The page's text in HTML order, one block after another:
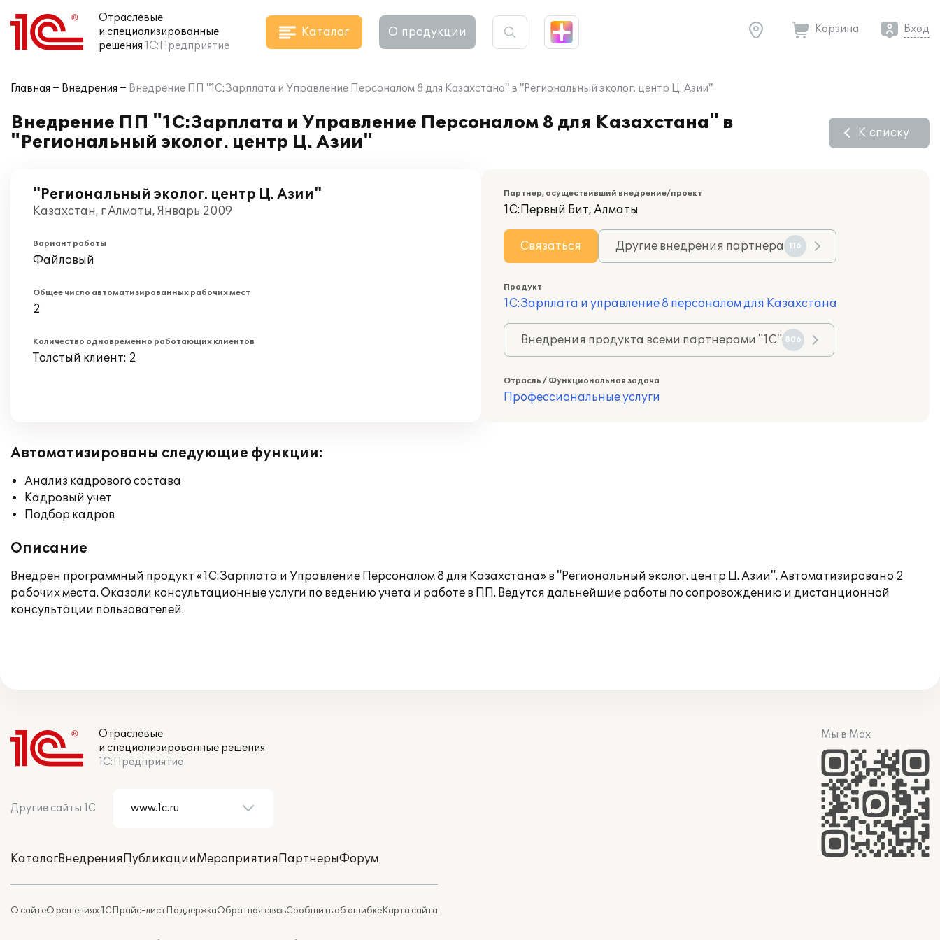
Отраслевые
и специализированные
решения 1С:Предприятие
Каталог О продукции Корзина Вход
Главная Внедрения Внедрение ПП "1С:Зарплата и Управление Персоналом 8 для Казахстана" в "Региональный эколог. центр Ц. Азии"
Внедрение ПП "1С:Зарплата и Управление Персоналом 8 для Казахстана" в
"Региональный эколог. центр Ц. Азии"
К списку
"Региональный эколог. центр Ц. Азии"
Казахстан, г Алматы, Январь 2009
Вариант работы
Файловый
Общее число автоматизированных рабочих мест
2
Количество одновременно работающих клиентов
Толстый клиент: 2
Партнер, осуществивший внедрение/проект
1С:Первый Бит, Алматы
Связаться Другие внедрения партнера 116
Продукт
1С:Зарплата и управление 8 персоналом для Казахстана
Внедрения продукта всеми партнерами "1С" 806
Отрасль / Функциональная задача
Профессиональные услуги
Автоматизированы следующие функции:
Анализ кадрового состава
Кадровый учет
Подбор кадров
Описание
Внедрен программный продукт «1С:Зарплата и Управление Персоналом 8 для Казахстана» в "Региональный эколог. центр Ц. Азии". Автоматизировано 2
рабочих места. Оказали консультационные услуги по ведению учета и работе в ПП. Ведутся дальнейшие работы по сопровождению и дистанционной
консультации пользователей.
Отраслевые
и специализированные решения
1С:Предприятие
Другие сайты 1С
КаталогВнедренияПубликацииМероприятияПартнерыФорум
О сайтеО решениях 1СПрайс-листПоддержкаОбратная связьСообщить об ошибкеКарта сайта
Мы в Max